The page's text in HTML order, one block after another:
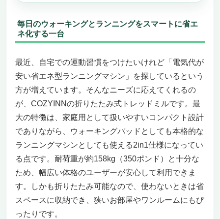
毎日のウォーキングとランニングをスマートに省エ
ネ化する一台
最近、自宅での運動習慣をつけたいけれど「電気代が
安い省エネ型ランニングマシン」を探しているという
方が増えています。そんなニーズに応えてくれるの
が、COZYINNの折りたたみ式トレッドミルです。最
大の特徴は、家庭用として扱いやすいコンパクト設計
でありながら、ウォーキングパッドとしても本格的な
ランニングマシンとしても使える2in1仕様になってい
る点です。耐荷重が約158kg（350ポンド）と十分な
ため、幅広い体格のユーザーが安心して利用できま
す。しかも折りたたみ可能なので、使わないときは省
スペースに収納でき、狭いお部屋やワンルームにもぴ
ったりです。